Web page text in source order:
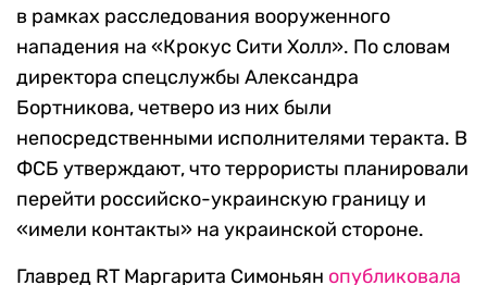
в рамках расследования вооруженного
нападения на «Крокус Сити Холл». По словам
директора спецслужбы Александра
Бортникова, четверо из них были
непосредственными исполнителями теракта. В
ФСБ утверждают, что террористы планировали
перейти российско-украинскую границу и
«имели контакты» на украинской стороне.
Главред RT Маргарита Симоньян опубликовала